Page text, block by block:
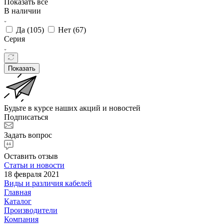
В наличии
Да (105) Нет (67)
Серия
Показать
Будьте в курсе наших акций и новостей
Подписаться
Задать вопрос
Оставить отзыв
Статьи и новости
18 февраля 2021
Виды и различия кабелей
Главная
Каталог
Производители
Компания